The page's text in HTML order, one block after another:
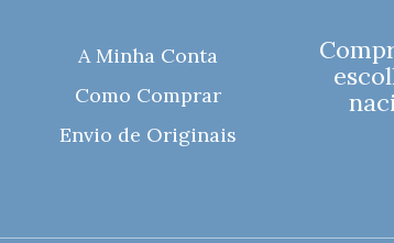
A Minha Conta
Como Comprar
Envio de Originais